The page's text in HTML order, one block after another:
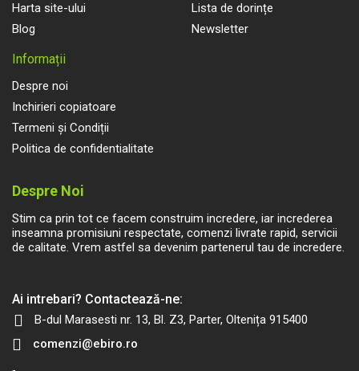
Harta site-ului
Blog
Lista de dorințe
Newsletter
Informații
Despre noi
Inchirieri copiatoare
Termeni și Condiții
Politica de confidentialitate
Despre Noi
Stim ca prin tot ce facem construim incredere, iar increderea
inseamna promisiuni respectate, comenzi livrate rapid, servicii
de calitate. Vrem astfel sa devenim partenerul tau de incredere.
Ai intrebari? Contactează-ne:
B-dul Marasesti nr. 13, Bl. Z3, Parter, Oltenița 915400
comenzi@ebiro.ro